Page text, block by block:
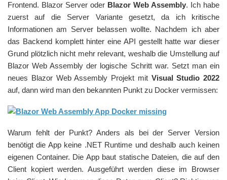
Frontend. Blazor Server oder Blazor Web Assembly. Ich habe
zuerst auf die Server Variante gesetzt, da ich kritische
Informationen am Server belassen wollte. Nachdem ich aber
das Backend komplett hinter eine API gestellt hatte war dieser
Grund plötzlich nicht mehr relevant, weshalb die Umstellung auf
Blazor Web Assembly der logische Schritt war. Setzt man ein
neues Blazor Web Assembly Projekt mit Visual Studio 2022
auf, dann wird man den bekannten Punkt zu Docker vermissen:
Warum fehlt der Punkt? Anders als bei der Server Version
benötigt die App keine .NET Runtime und deshalb auch keinen
eigenen Container. Die App baut statische Dateien, die auf den
Client kopiert werden. Ausgeführt werden diese im Browser